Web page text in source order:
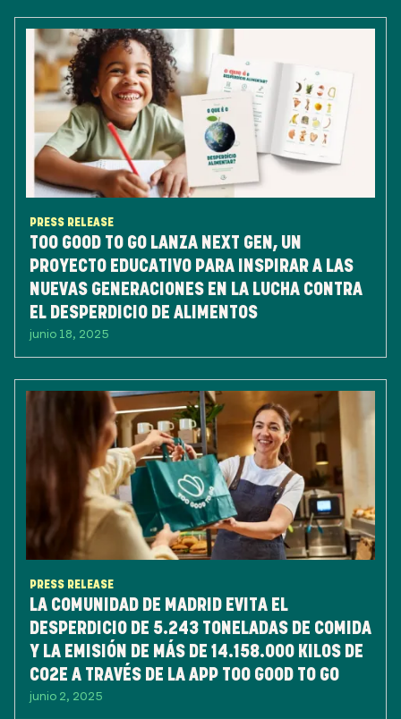
PRESS RELEASE
TOO GOOD TO GO LANZA NEXT GEN, UN
PROYECTO EDUCATIVO PARA INSPIRAR A LAS
NUEVAS GENERACIONES EN LA LUCHA CONTRA
EL DESPERDICIO DE ALIMENTOS
junio 18, 2025
PRESS RELEASE
LA COMUNIDAD DE MADRID EVITA EL
DESPERDICIO DE 5.243 TONELADAS DE COMIDA
Y LA EMISIÓN DE MÁS DE 14.158.000 KILOS DE
CO2E A TRAVÉS DE LA APP TOO GOOD TO GO
junio 2, 2025